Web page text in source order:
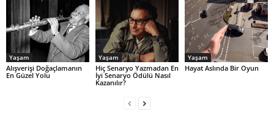
Yaşam
Alışverişi Doğaçlamanın
En Güzel Yolu
Yaşam
Hiç Senaryo Yazmadan En
İyi Senaryo Ödülü Nasıl
Kazanılır?
Yaşam
Hayat Aslında Bir Oyun